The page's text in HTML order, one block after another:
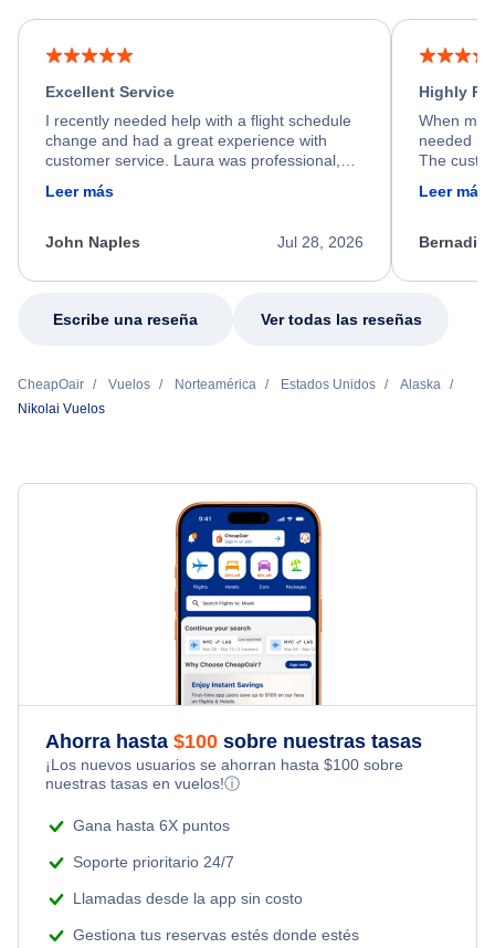
Excellent Service
I recently needed help with a flight schedule
change and had a great experience with
customer service. Laura was professional,
friendly, and very helpful throughout the
process. She quickly found a solution and
appreciate her excellent service.
Leer más
Jul 28, 2026
John Naples
Highly
When my
needed
The
calm,
my issue.
Leer más
Escribe una reseña Ver todas las reseñas
CheapOair Vuelos Norteamérica Estados Unidos
Alaska
Nikolai Vuelos
Ahorra hasta $100 sobre nuestras tasas
¡Los nuevos usuarios se ahorran hasta $100 sobre
nuestras tasas en vuelos!ⓘ
Gana hasta 6X puntos
Soporte prioritario 24/7
Llamadas desde la app sin costo
Gestiona tus reservas estés donde estés